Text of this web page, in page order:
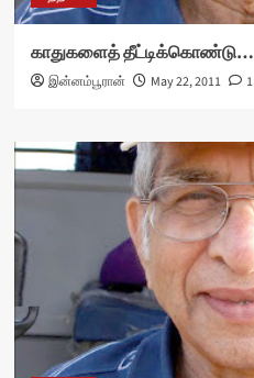
காதுகளைத் தீட்டிக்கொண்டு…
இன்னம்பூரான் May 22, 2011 1